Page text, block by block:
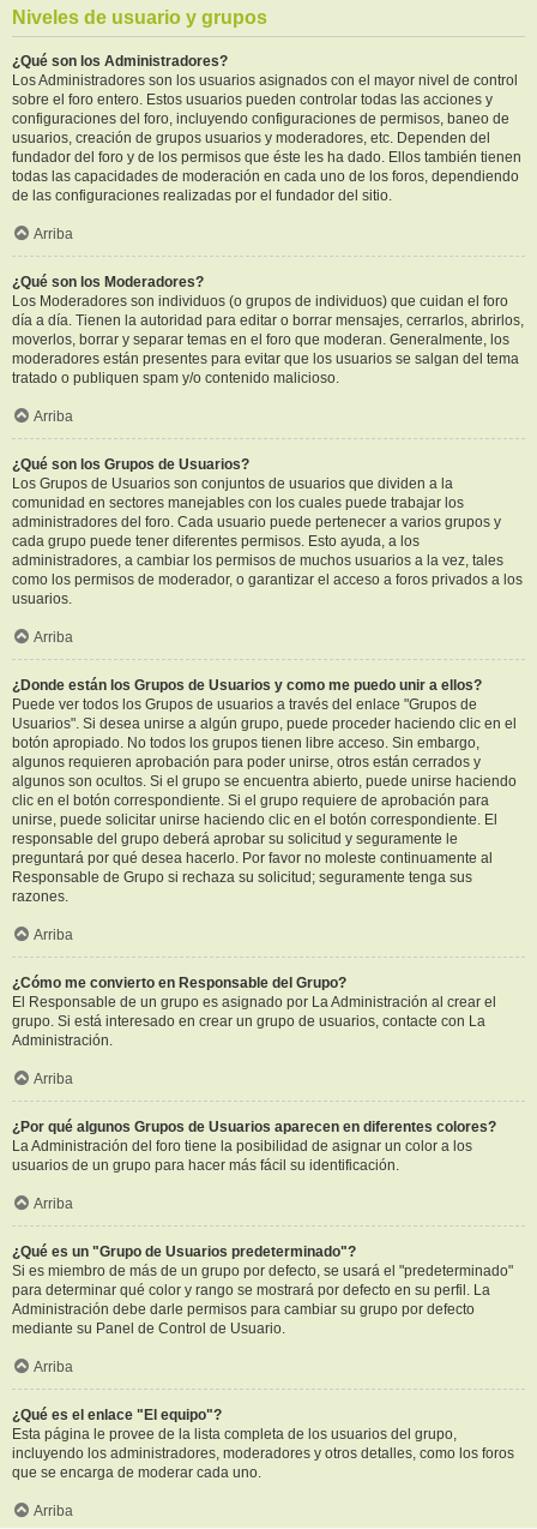
Niveles de usuario y grupos
¿Qué son los Administradores?
Los Administradores son los usuarios asignados con el mayor nivel de control
sobre el foro entero. Estos usuarios pueden controlar todas las acciones y
configuraciones del foro, incluyendo configuraciones de permisos, baneo de
usuarios, creación de grupos usuarios y moderadores, etc. Dependen del
fundador del foro y de los permisos que éste les ha dado. Ellos también tienen
todas las capacidades de moderación en cada uno de los foros, dependiendo
de las configuraciones realizadas por el fundador del sitio.
Arriba
¿Qué son los Moderadores?
Los Moderadores son individuos (o grupos de individuos) que cuidan el foro
día a día. Tienen la autoridad para editar o borrar mensajes, cerrarlos, abrirlos,
moverlos, borrar y separar temas en el foro que moderan. Generalmente, los
moderadores están presentes para evitar que los usuarios se salgan del tema
tratado o publiquen spam y/o contenido malicioso.
Arriba
¿Qué son los Grupos de Usuarios?
Los Grupos de Usuarios son conjuntos de usuarios que dividen a la
comunidad en sectores manejables con los cuales puede trabajar los
administradores del foro. Cada usuario puede pertenecer a varios grupos y
cada grupo puede tener diferentes permisos. Esto ayuda, a los
administradores, a cambiar los permisos de muchos usuarios a la vez, tales
como los permisos de moderador, o garantizar el acceso a foros privados a los
usuarios.
Arriba
¿Donde están los Grupos de Usuarios y como me puedo unir a ellos?
Puede ver todos los Grupos de usuarios a través del enlace "Grupos de
Usuarios". Si desea unirse a algún grupo, puede proceder haciendo clic en el
botón apropiado. No todos los grupos tienen libre acceso. Sin embargo,
algunos requieren aprobación para poder unirse, otros están cerrados y
algunos son ocultos. Si el grupo se encuentra abierto, puede unirse haciendo
clic en el botón correspondiente. Si el grupo requiere de aprobación para
unirse, puede solicitar unirse haciendo clic en el botón correspondiente. El
responsable del grupo deberá aprobar su solicitud y seguramente le
preguntará por qué desea hacerlo. Por favor no moleste continuamente al
Responsable de Grupo si rechaza su solicitud; seguramente tenga sus
razones.
Arriba
¿Cómo me convierto en Responsable del Grupo?
El Responsable de un grupo es asignado por La Administración al crear el
grupo. Si está interesado en crear un grupo de usuarios, contacte con La
Administración.
Arriba
¿Por qué algunos Grupos de Usuarios aparecen en diferentes colores?
La Administración del foro tiene la posibilidad de asignar un color a los
usuarios de un grupo para hacer más fácil su identificación.
Arriba
¿Qué es un "Grupo de Usuarios predeterminado"?
Si es miembro de más de un grupo por defecto, se usará el "predeterminado"
para determinar qué color y rango se mostrará por defecto en su perfil. La
Administración debe darle permisos para cambiar su grupo por defecto
mediante su Panel de Control de Usuario.
Arriba
¿Qué es el enlace "El equipo"?
Esta página le provee de la lista completa de los usuarios del grupo,
incluyendo los administradores, moderadores y otros detalles, como los foros
que se encarga de moderar cada uno.
Arriba